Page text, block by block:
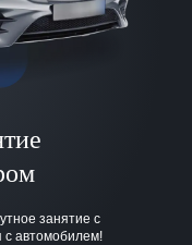
занятие с
с автомобилем!